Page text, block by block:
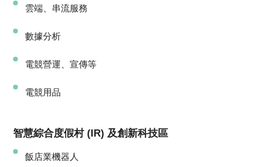
雲端、串流服務
數據分析
電競營運、宣傳等
電競用品
智慧綜合度假村 (IR) 及創新科技區
飯店業機器人